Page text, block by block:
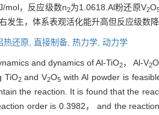
mol，反应级数n2为1.0618.Al粉还原V2O
发生，体系表观活化能升高但反应级数
热还原, 直接制备, 热力学, 动力学
and dynamics of Al-TiO2， Al-V2O
TiO2and V2O5 with Al powder is
the reaction. It is found that the
order is 0.3982， and the